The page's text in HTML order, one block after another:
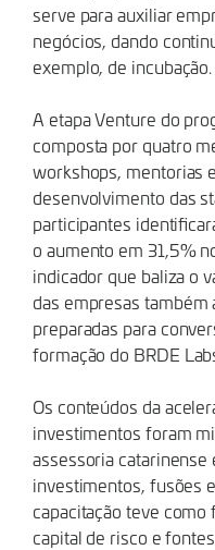
serve para auxiliar
negócios, dando
exemplo, de incubação.
A etapa Venture do
composta por quatro
workshops, mentorias
desenvolvimento das
participantes
o aumento em 31,5%
indicador que baliza o
das empresas também
preparadas para
formação do BRDE
Os conteúdos da
investimentos foram
assessoria catarinense
investimentos, fusões
capacitação teve
capital de risco e